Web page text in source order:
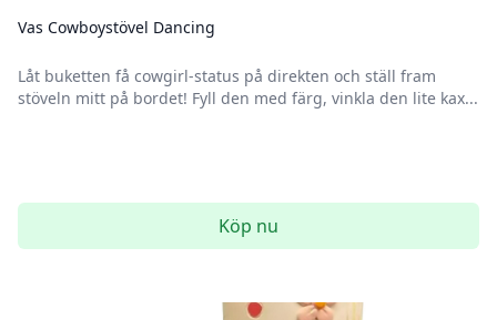
Vas Cowboystövel Dancing
Låt buketten få cowgirl-status på direkten och ställ fram
stöveln mitt på bordet! Fyll den med färg, vinkla den lite kax...
Köp nu